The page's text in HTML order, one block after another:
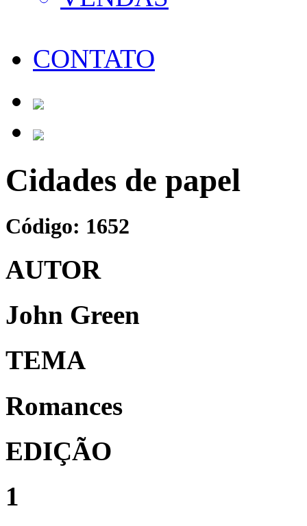
CONTATO
Cidades de papel
Código: 1652
AUTOR
John Green
TEMA
Romances
EDIÇÃO
1